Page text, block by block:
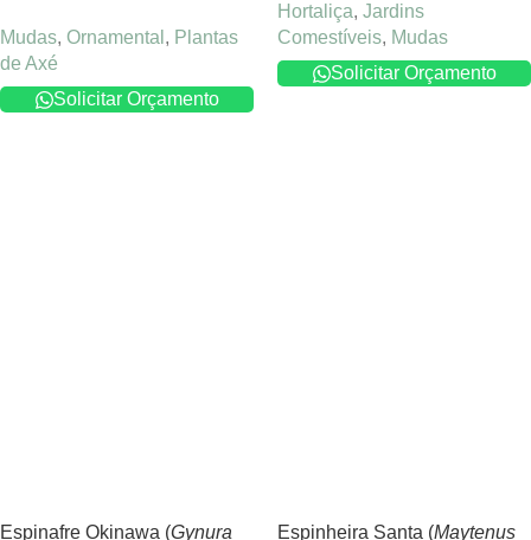
Mudas, Ornamental , Plantas
de Axé
Solicitar Orçamento
Hortaliça, Jardins
Comestíveis, Mudas
Solicitar Orçamento
Espinafre Okinawa (Gynura Espinheira Santa (Maytenus